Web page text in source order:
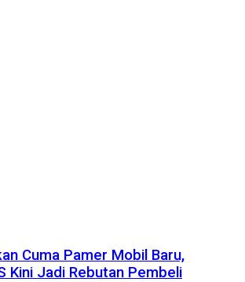
Cuma Pamer Mobil Baru,
Kini Jadi Rebutan Pembeli